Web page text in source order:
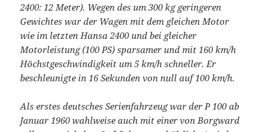
2400: 12 Meter). Wegen des um 300 kg geringeren
Gewichtes war der Wagen mit dem gleichen Motor
wie im letzten Hansa 2400 und bei gleicher
Motorleistung (100 PS) sparsamer und mit 160 km/h
Höchstgeschwindigkeit um 5 km/h schneller. Er
beschleunigte in 16 Sekunden von null auf 100 km/h.
Als erstes deutsches Serienfahrzeug war der P 100 ab
Januar 1960 wahlweise auch mit einer von Borgward